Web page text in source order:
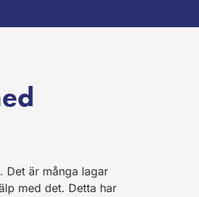
Det är många lagar
med det. Detta har